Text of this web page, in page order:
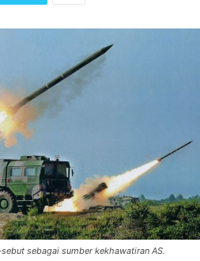
sebagai sumber kekhawatiran AS.